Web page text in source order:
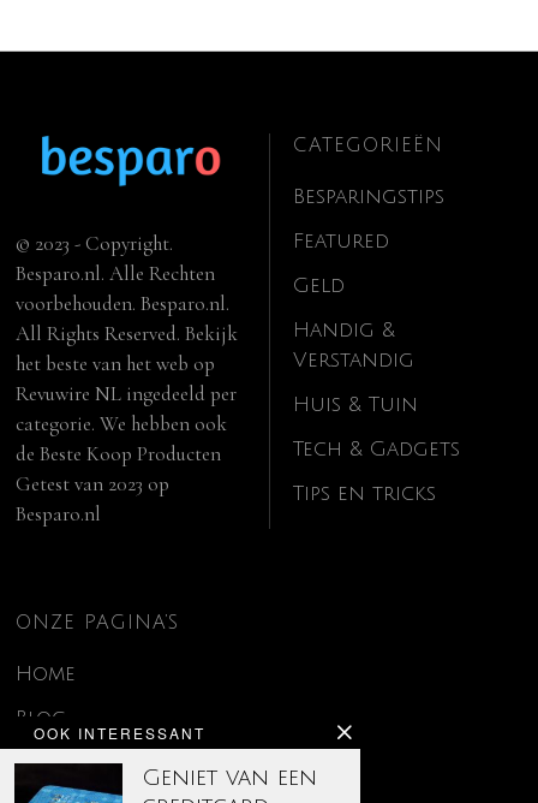
OOK INTERESSANT
Geniet van een
© 2023 - Copyright.
Besparo.nl. Alle Rechten
voorbehouden. Besparo.nl.
All Rights Reserved. Bekijk
het beste van het web op
Revuwire NL ingedeeld per
categorie. We hebben ook
deBeste Koop Producten
Getest van 2023 op
Besparo.nl
CATEGORIEËN
Besparingstips
Featured
Geld
Handig &
Verstandig
Huis & Tuin
Tech & Gadgets
Tips en tricks
ONZE PAGINA’S
Home
Blog
Contact